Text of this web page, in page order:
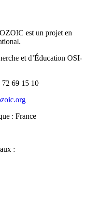
est un projet en
et d’Éducation OSI-
72 69 15 10
: France
: